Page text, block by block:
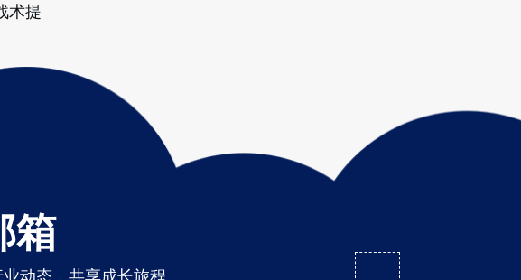
术提
箱